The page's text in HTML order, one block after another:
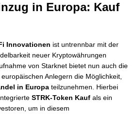
in Europa: Kauf
Innovationen ist untrennbar mit der
neuer Kryptowährungen
von Starknet bietet nun auch die
europäischen Anlegern die Möglichkeit,
in Europa teilzunehmen. Hierbei
STRK-Token Kauf als ein
um in diesem